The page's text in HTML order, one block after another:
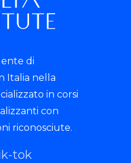
di
Italia nella
in corsi
con
riconosciute.
tok